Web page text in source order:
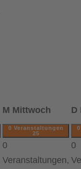
M Mittwoch D
0 Veranstaltungen
25
0
Veranstaltungen,
0